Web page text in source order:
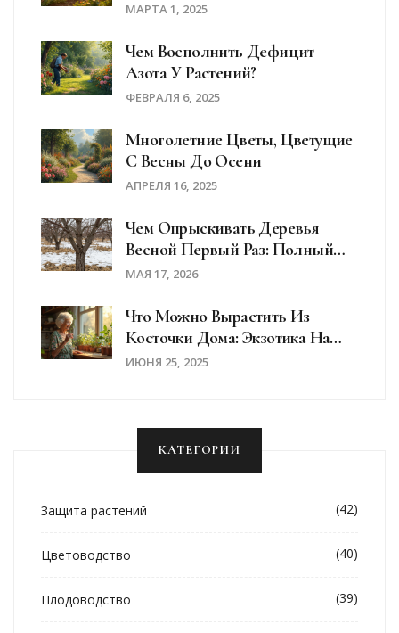
МАРТА 1, 2025
Чем Восполнить Дефицит
Азота У Растений?
ФЕВРАЛЯ 6, 2025
Многолетние Цветы, Цветущие
С Весны До Осени
АПРЕЛЯ 16, 2025
Чем Опрыскивать Деревья
Весной Первый Раз: Полный
Гид По Препаратам И Срокам
МАЯ 17, 2026
Что Можно Вырастить Из
Косточки Дома: Экзотика На
Подоконнике
ИЮНЯ 25, 2025
КАТЕГОРИИ
Защита растений (42)
Цветоводство (40)
Плодоводство (39)